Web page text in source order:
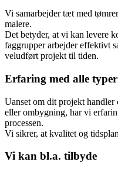
Vi samarbejder tæt med
malere.
Det betyder, at vi kan levere
faggrupper arbejder effektivt
veludført projekt til tiden.
Erfaring med alle
Uanset om dit projekt
eller ombygning, har vi
processen.
Vi sikrer, at kvalitet og
Vi kan bl.a. tilbyde